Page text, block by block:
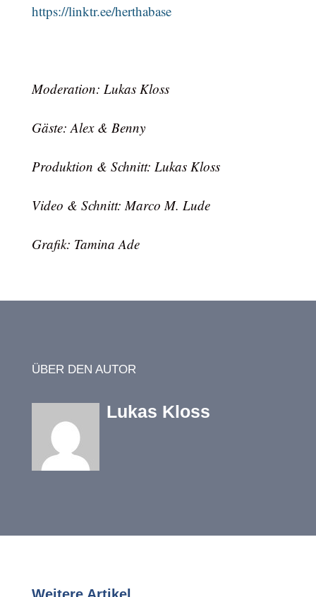
https://linktr.ee/herthabase
Moderation: Lukas Kloss
Gäste: Alex & Benny
Produktion & Schnitt: Lukas Kloss
Video & Schnitt: Marco M. Lude
Grafik: Tamina Ade
ÜBER DEN AUTOR
Lukas Kloss